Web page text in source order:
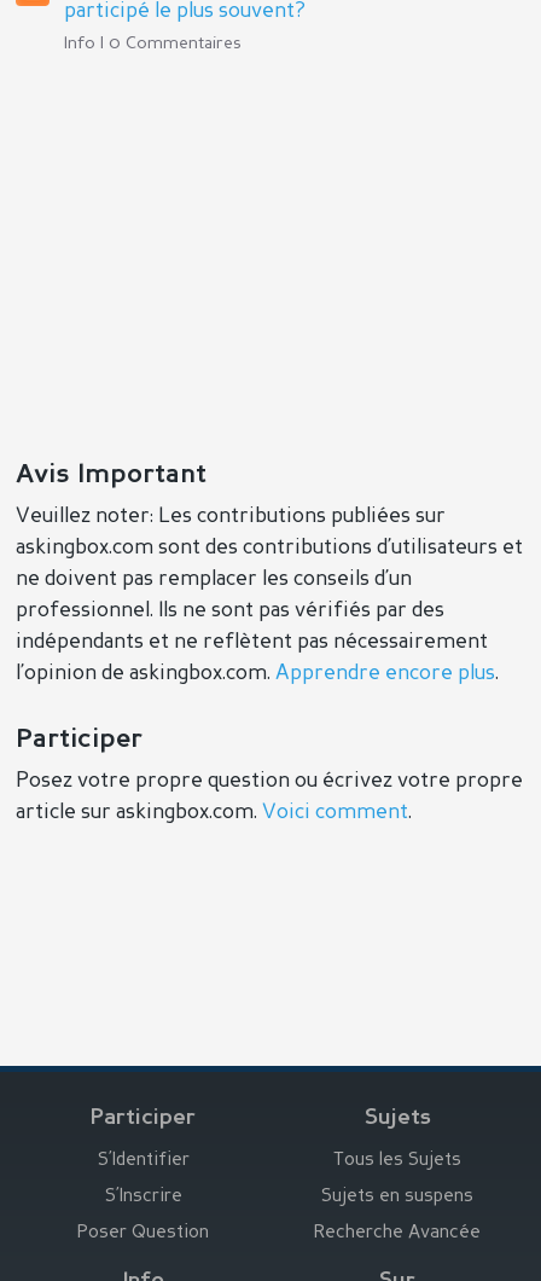
participé le plus souvent?
Info | 0 Commentaires
Avis Important
Veuillez noter: Les contributions publiées sur
askingbox.com sont des contributions d’utilisateurs et
ne doivent pas remplacer les conseils d’un
professionnel. Ils ne sont pas vérifiés par des
indépendants et ne reflètent pas nécessairement
l’opinion de askingbox.com.Apprendre encore plus.
Participer
Posez votre propre question ou écrivez votre propre
article sur askingbox.com. Voici comment.
Participer
S’Identifier
S’Inscrire
Poser Question
Sujets
Tous les Sujets
Sujets en suspens
Recherche Avancée